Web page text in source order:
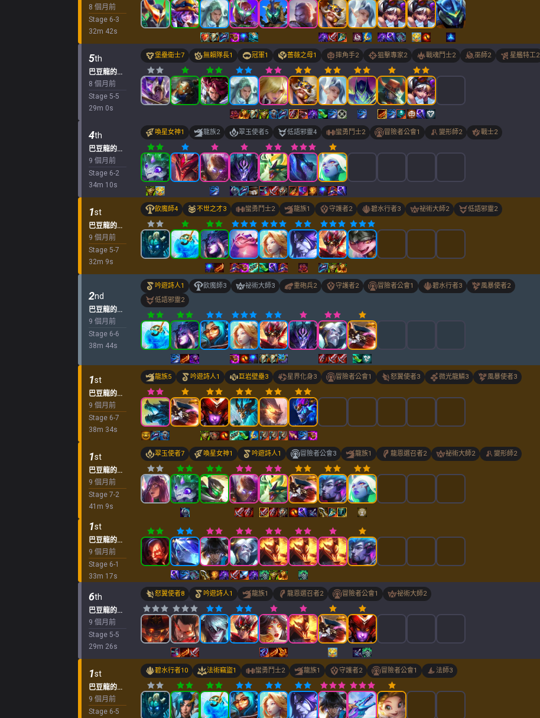
8 個月前
Stage 6-3
32m 42s
5th
巴豆龍的經典寶藏
8 個月前
Stage 5-5
29m 0s
堡壘衛士7 無賴隊長1 冠軍1 薔薇之母1 摔角手2 狙擊專家2 戰魂鬥士2 巫師2 星艦特工2
4th
巴豆龍的「k.o.競技場
9 個月前
Stage 6-2
34m 10s
喚星女神1 龍族2 翠玉使者5 低語邪靈4 蠻勇鬥士2 冒險者公會1 變形師2 戰士2
1st
巴豆龍的「k.o.競技場
9 個月前
Stage 5-7
32m 9s
飲魔師4 不世之才3 蠻勇鬥士2 龍族1 守護者2 碧水行者3 祕術大師2 低語邪靈2
2nd
巴豆龍的「k.o.競技場
9 個月前
Stage 6-6
38m 44s
吟遊詩人1 飲魔師3 祕術大師3 重砲兵2 守護者2 冒險者公會1 碧水行者3 風暴使者2
低語邪靈2
1st
巴豆龍的「k.o.競技場
9 個月前
Stage 6-7
38m 34s
龍族5 吟遊詩人1 巨岩壁壘3 星界化身3 冒險者公會1 怒翼使者3 微光龍鱗3 風暴使者3
1st
巴豆龍的「k.o.競技場
9 個月前
Stage 7-2
41 m 9s
翠玉使者7 喚星女神1 吟遊詩人1 冒險者公會3 龍族1 龍恩選召者2 祕術大師2 變形師2
1st
巴豆龍的「k.o.競技場
9 個月前
Stage 6-1
33m 17s
6th
巴豆龍的「k.o.競技場
9 個月前
Stage 5-5
29m 26s
怒翼使者8 吟遊詩人1 龍族1 龍恩選召者2 冒險者公會1 祕術大師2
1st
巴豆龍的「k.o.競技場
9 個月前
Stage 6-5
碧水行者10 法術竊盜1 蠻勇鬥士2 龍族1 守護者2 冒險者公會1 法師3